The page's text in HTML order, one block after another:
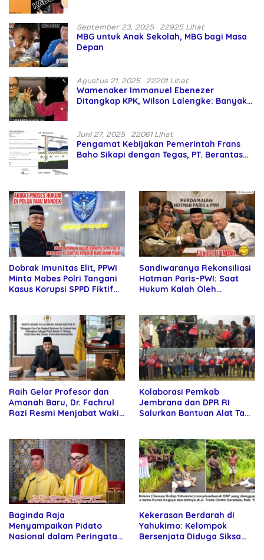
September 23, 2025 22925 Lihat
MBG untuk Anak Sekolah, MBG bagi Masa
Depan
Agustus 21, 2025 22201 Lihat
Wamenaker Immanuel Ebenezer
Ditangkap KPK, Wilson Lalengke: Banyak
Juni 27, 2025 22061 Lihat
Pengamat Kebijakan Pemerintah Frans
Baho Sikapi dengan Tegas, PT. Berantas
Dobrak Imunitas Elit, PPWI
Minta Mabes Polri Tangani
Kasus Korupsi SPPD Fiktif
Sandiwaranya Rekonsiliasi
Hotman Paris–PWI: Saat
Hukum Kalah Oleh
Raih Gelar Profesor dan
Amanah Baru, Dr. Fachrul
Razi Resmi Menjabat Wakil
Kolaborasi Pemkab
Jembrana dan DPR RI
Salurkan Bantuan Alat Tani
Baginda Raja
Menyampaikan Pidato
Nasional dalam Peringatan
Kekerasan Berdarah di
Yahukimo: Kelompok
Bersenjata Diduga Siksa